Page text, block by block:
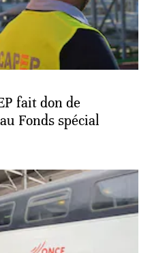
fait don de
Fonds spécial